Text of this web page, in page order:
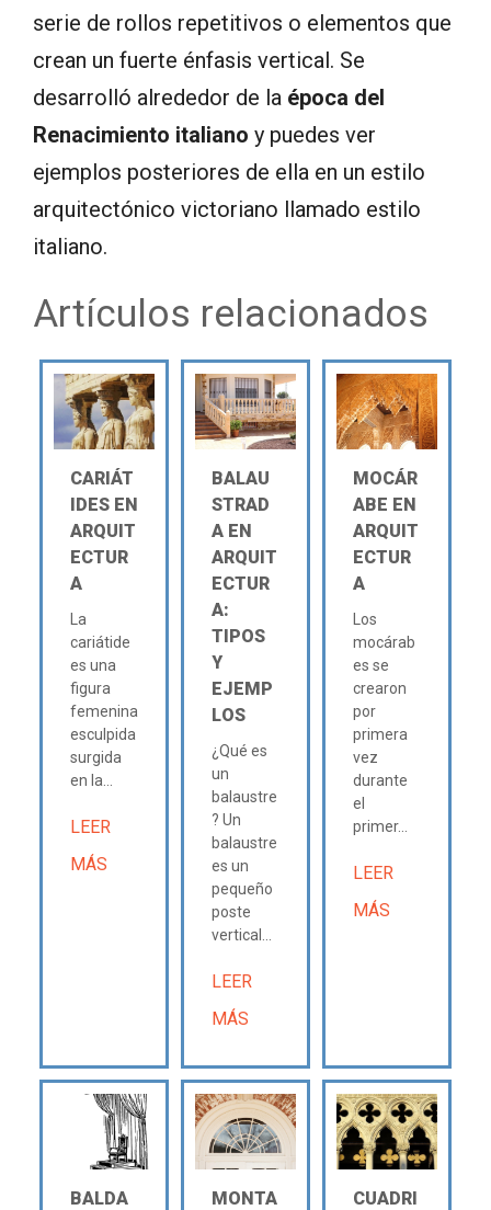
serie de rollos repetitivos o elementos que
crean un fuerte énfasis vertical. Se
desarrolló alrededor de la época del
Renacimiento italiano y puedes ver
ejemplos posteriores de ella en un estilo
arquitectónico victoriano llamado estilo
italiano.
Artículos relacionados
CARIÁT
IDES EN
ARQUIT
ECTUR
A
La
cariátide
es una
figura
femenina
esculpida
surgida
en la...
LEER
MÁS
BALAU
STRAD
A EN
ARQUIT
ECTUR
A:
TIPOS
Y
EJEMP
LOS
¿Qué es
un
balaustre
? Un
balaustre
es un
pequeño
poste
vertical...
LEER
MÁS
MOCÁR
ABE EN
ARQUIT
ECTUR
A
Los
mocárab
es se
crearon
por
primera
vez
durante
el
primer...
LEER
MÁS
BALDA
MONTA
CUADRI